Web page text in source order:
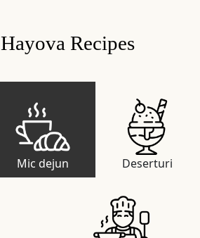
Hayova Recipes
Mic dejun Deserturi